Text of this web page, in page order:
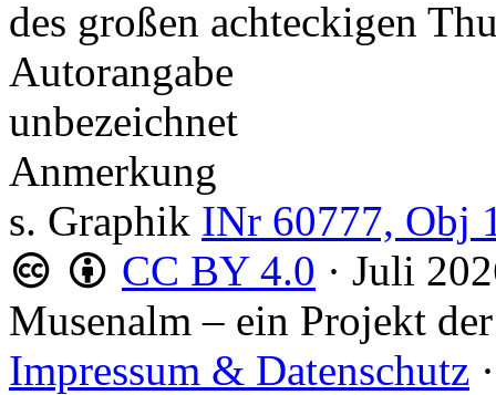
des großen achteckigen
Autorangabe
unbezeichnet
Anmerkung
s. Graphik INr 60777, Obj
CC BY 4.0 · Juli
Musenalm – ein Projekt der
Impressum & Datenschutz ·